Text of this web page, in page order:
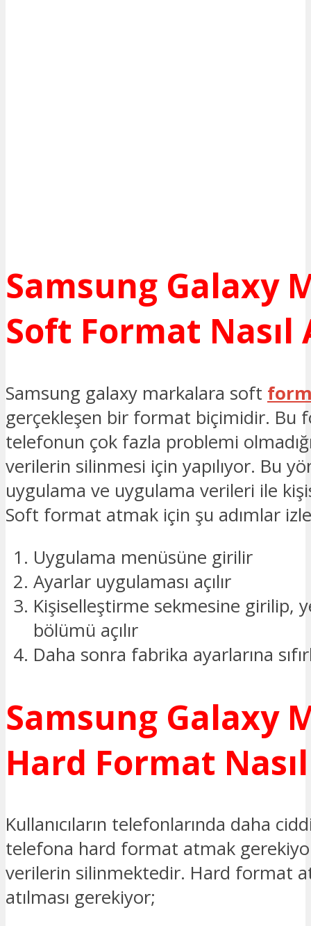
Samsung Galaxy
Soft Format Nasıl
Samsung galaxy markalara soft
gerçekleşen bir format biçimidir. Bu
telefonun çok fazla problemi
verilerin silinmesi için yapılıyor. Bu
uygulama ve uygulama verileri ile
Soft format atmak için şu adımlar
Uygulama menüsüne girilir
Ayarlar uygulaması açılır
Kişiselleştirme sekmesine girilip,
bölümü açılır
Daha sonra fabrika ayarlarına
Samsung Galaxy
Hard Format Nasıl
Kullanıcıların telefonlarında daha
telefona hard format atmak
verilerin silinmektedir. Hard format
atılması gerekiyor;